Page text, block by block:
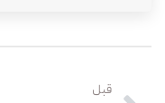
قبل